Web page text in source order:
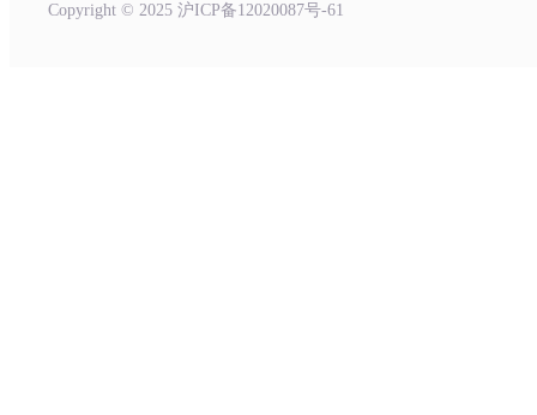
Copyright © 2025 沪ICP备12020087号-61